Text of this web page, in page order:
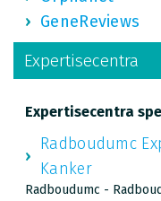
GeneReviews
Expertisecentra
Expertisecentra
Radboudumc
Kanker
Radboudumc -